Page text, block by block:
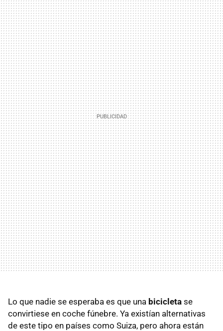
Lo que nadie se esperaba es que una bicicleta se
convirtiese en coche fúnebre. Ya existían alternativas
de este tipo en países como Suiza, pero ahora están